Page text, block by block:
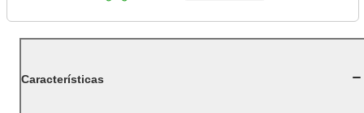
Características